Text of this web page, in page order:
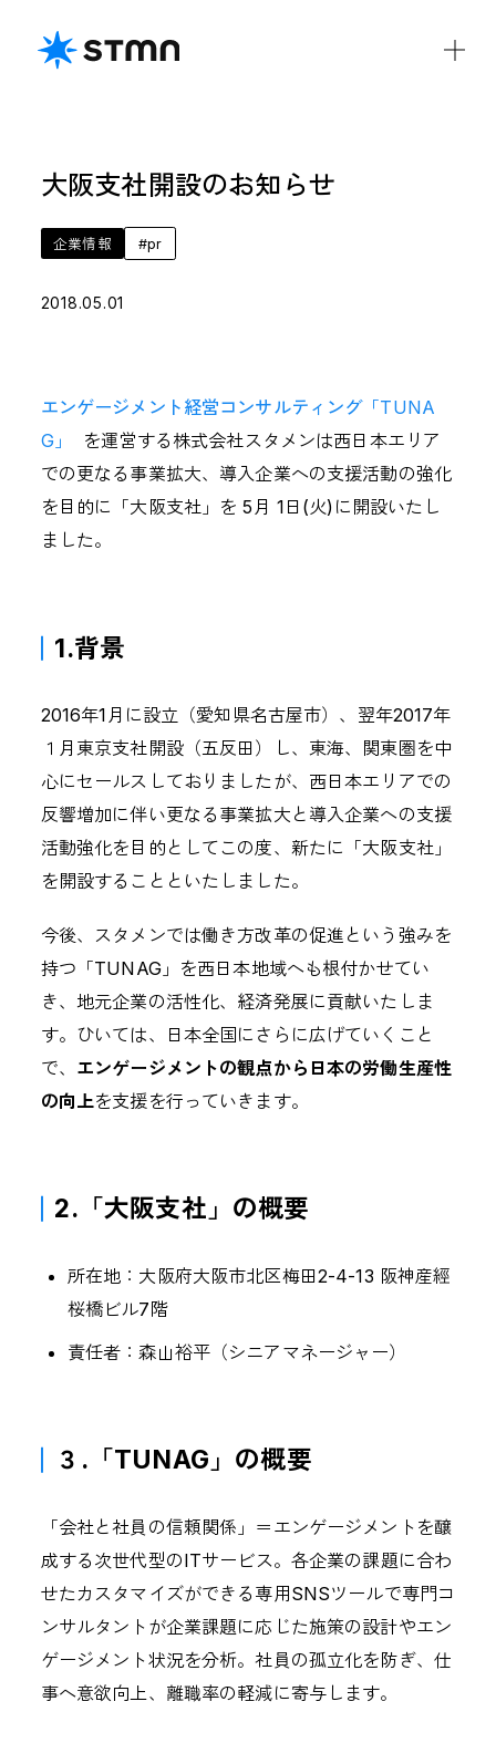
COMPANY
私たちについて会社概要
財務ハイライト 電子公告
IRカレンダー 免責事項
株式情報 IRについてのお問い合わせ
SERVICE
CULTURE
CAREER
CONTACT
大阪支社開設のお知らせ
企業情報 #pr
2018.05.01
エンゲージメント経営コンサルティング「TUNA
G」
を運営する株式会社スタメンは西日本エリア
での更なる事業拡大、導入企業への支援活動の強化
を目的に「大阪支社」を 5月 1日(火)に開設いたし
ました。
1.背景
2016年1月に設立（愛知県名古屋市）、翌年2017年
１月東京支社開設（五反田）し、東海、関東圏を中
心にセールスしておりましたが、西日本エリアでの
反響増加に伴い更なる事業拡大と導入企業への支援
活動強化を目的としてこの度、新たに「大阪支社」
を開設することといたしました。
今後、スタメンでは働き方改革の促進という強みを
持つ「TUNAG」を西日本地域へも根付かせてい
き、地元企業の活性化、経済発展に貢献いたしま
す。ひいては、日本全国にさらに広げていくこと
で、 エンゲージメントの観点から日本の労働生産性
の向上を支援を行っていきます。
2.「大阪支社」の概要
所在地：大阪府大阪市北区梅田2-4-13 阪神産經
桜橋ビル7階
責任者：森山裕平（シニアマネージャー）
３.「TUNAG」の概要
「会社と社員の信頼関係」＝エンゲージメントを醸
成する次世代型のITサービス。各企業の課題に合わ
せたカスタマイズができる専用SNSツールで専門コ
ンサルタントが企業課題に応じた施策の設計やエン
ゲージメント状況を分析。社員の孤立化を防ぎ、仕
事へ意欲向上、離職率の軽減に寄与します。